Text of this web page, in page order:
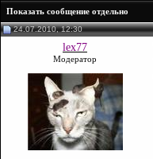
Показать сообщение отдельно
24.07.2010, 12:30
lex77
Модератор